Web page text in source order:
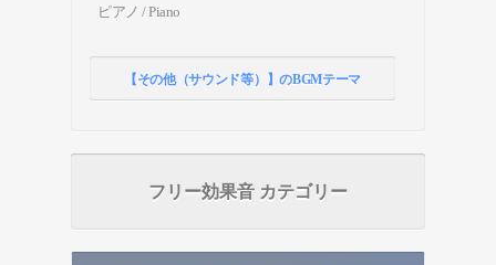
ピアノ / Piano
【その他（サウンド等）】のBGMテーマ
フリー効果音 カテゴリー